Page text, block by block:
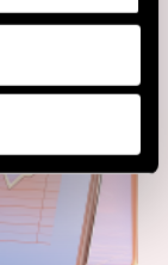
utilisation
traitons